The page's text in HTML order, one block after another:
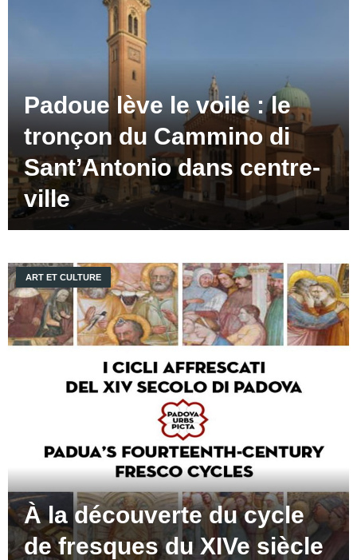
Padoue lève le voile : le
tronçon du Cammino di
Sant’Antonio dans centre-
ville
À la découverte du cycle
de fresques du XIVe siècle
ART ET CULTURE